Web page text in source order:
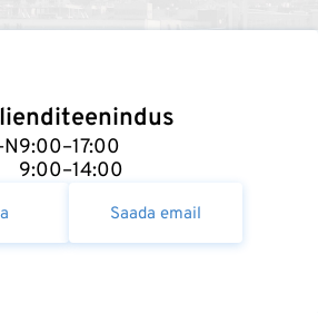
9:00–17:00
9:00–14:00
Saada email